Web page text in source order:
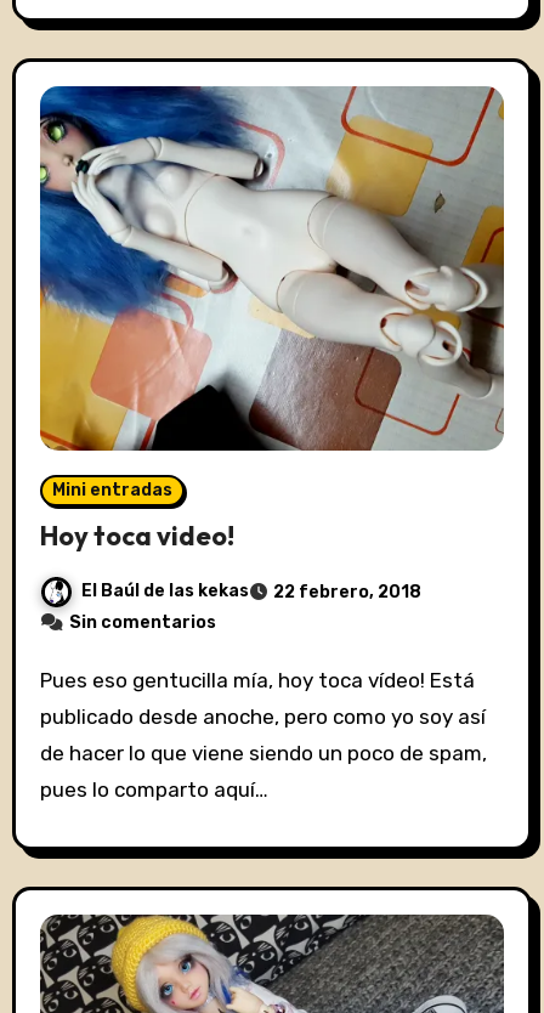
Mini entradas
Hoy toca video!
El Baúl de las kekas
22 febrero, 2018
Sin comentarios
Pues eso gentucilla mía, hoy toca vídeo! Está
publicado desde anoche, pero como yo soy así
de hacer lo que viene siendo un poco de spam,
pues lo comparto aquí…